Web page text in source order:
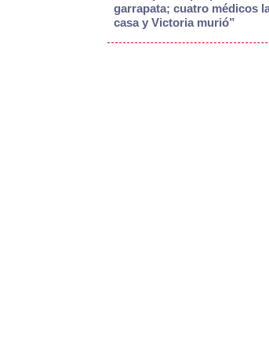
garrapata; cuatro médicos
casa y Victoria murió”